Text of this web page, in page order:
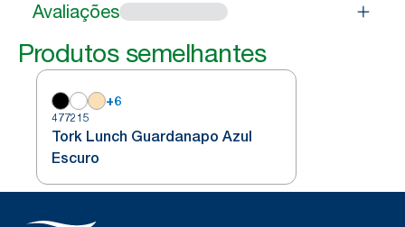
Avaliações
Produtos semelhantes
+6
477215
Tork Lunch Guardanapo Azul
Escuro